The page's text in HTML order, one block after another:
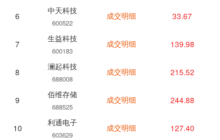
6
中天科技
600522
7
生益科技
600183
8
澜起科技
688008
9
佰维存储
688525
10
利通电子
603629
成交明细 33.67
成交明细 139.98
成交明细 215.52
成交明细 244.88
成交明细 127.40